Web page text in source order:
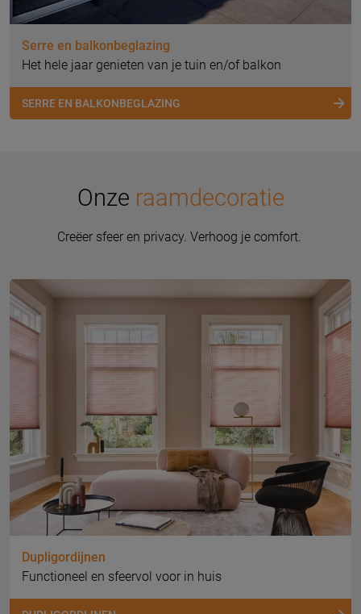
Serre en balkonbeglazing
Het hele jaar genieten van je tuin en/of balkon
SERRE EN BALKONBEGLAZING
Onze raamdecoratie
Creëer sfeer en privacy. Verhoog je comfort.
Dupligordijnen
Functioneel en sfeervol voor in huis